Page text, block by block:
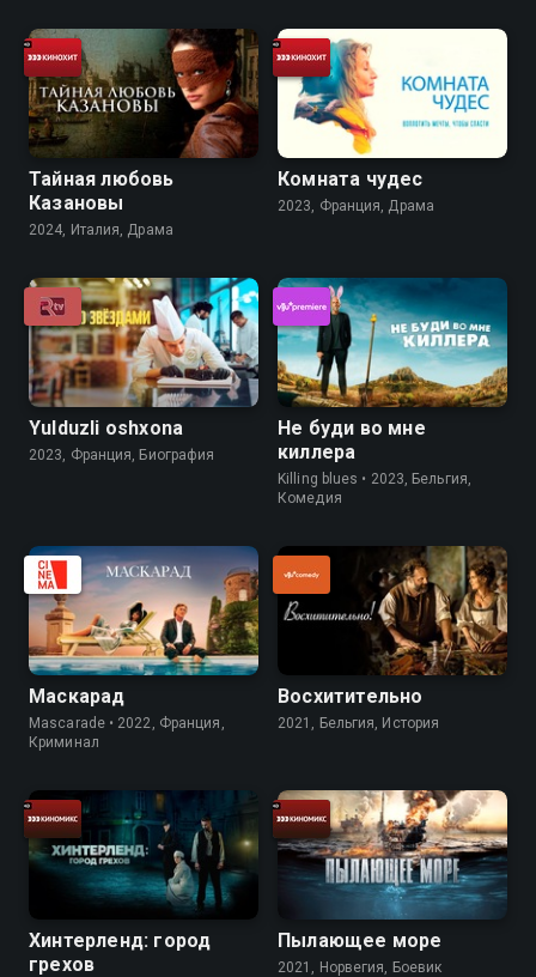
Тайная любовь
Казановы
2024, Италия, Драма
Комната чудес
2023, Франция, Драма
Yulduzli oshxona
2023, Франция, Биография
Не буди во мне
киллера
Killing blues • 2023, Бельгия,
Комедия
Маскарад
Mascarade • 2022, Франция,
Криминал
Восхитительно
2021, Бельгия, История
Хинтерленд: город
грехов
Пылающее море
2021, Норвегия, Боевик